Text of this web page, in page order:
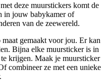
deze muurstickers komt de
in jouw babykamer of
van de zeewereld.
gemaakt voor jou. Er kan
Bijna elke muursticker is in
krijgen. Maak je muursticker
combineer ze met een unieke